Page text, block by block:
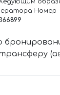
Номер